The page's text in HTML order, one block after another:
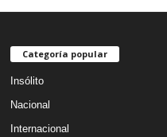
Categoría popular
Insólito
Nacional
Internacional